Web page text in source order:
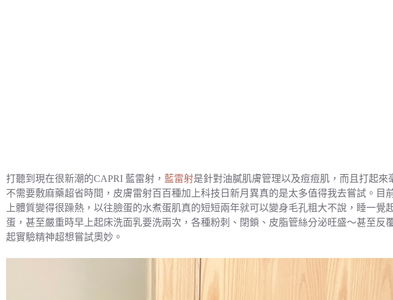
打聽到現在很新潮的CAPRI 藍雷射， 藍雷射是針對油膩肌膚管理以及痘痘肌，而且打起來
不需要敷麻藥超省時間，皮膚雷射百百種加上科技日新月異真的是太多值得我去嘗試。目
上體質變得很躁熱，以往臉蛋的水煮蛋肌真的短短兩年就可以變身毛孔粗大不說，睡一覺
蛋，甚至嚴重時早上起床洗面乳要洗兩次，各種粉刺、閉鎖、皮脂管絲分泌旺盛～甚至反
起實驗精神超想嘗試奧妙。